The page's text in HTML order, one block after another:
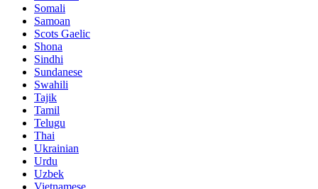
Somali
Samoan
Scots Gaelic
Shona
Sindhi
Sundanese
Swahili
Tajik
Tamil
Telugu
Thai
Ukrainian
Urdu
Uzbek
Vietnamese